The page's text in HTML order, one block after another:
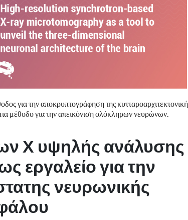
για την αποκρυπτογράφηση της
μέθοδο για την απεικόνιση ολόκληρων νευρώνων.
Χ υψηλής ανάλυσης
εργαλείο για την
νευρωνικής